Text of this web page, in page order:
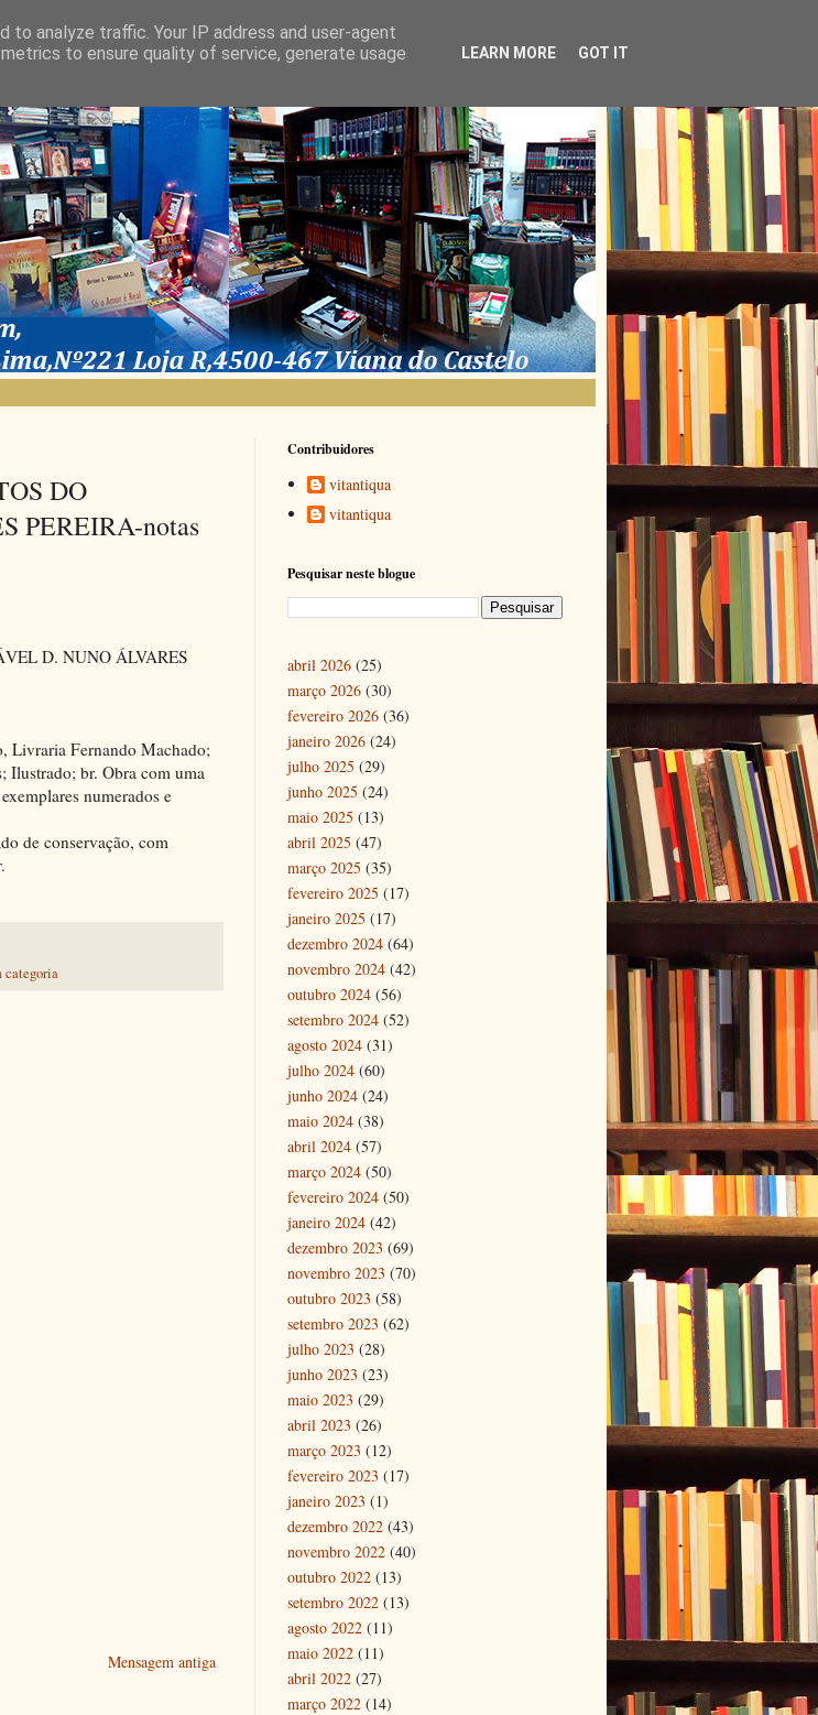
DO
PEREIRA-notas
D. NUNO ÁLVARES
Livraria Fernando Machado;
Ilustrado; br. Obra com uma
numerados e
de conservação, com
categoria
Mensagem antiga
Contribuidores
vitantiqua
vitantiqua
Pesquisar neste blogue
abril 2026 (25)
março 2026 (30)
fevereiro 2026 (36)
janeiro 2026 (24)
julho 2025 (29)
junho 2025 (24)
maio 2025 (13)
abril 2025 (47)
março 2025 (35)
fevereiro 2025 (17)
janeiro 2025 (17)
dezembro 2024 (64)
novembro 2024 (42)
outubro 2024 (56)
setembro 2024 (52)
agosto 2024 (31)
julho 2024 (60)
junho 2024 (24)
maio 2024 (38)
abril 2024 (57)
março 2024 (50)
fevereiro 2024 (50)
janeiro 2024 (42)
dezembro 2023 (69)
novembro 2023 (70)
outubro 2023 (58)
setembro 2023 (62)
julho 2023 (28)
junho 2023 (23)
maio 2023 (29)
abril 2023 (26)
março 2023 (12)
fevereiro 2023 (17)
janeiro 2023 (1)
dezembro 2022 (43)
novembro 2022 (40)
outubro 2022 (13)
setembro 2022 (13)
agosto 2022 (11)
maio 2022 (11)
abril 2022 (27)
março 2022 (14)
analyze traffic. Your IP address and user-agent
to ensure quality of service, generate usage
LEARN MORE GOT IT